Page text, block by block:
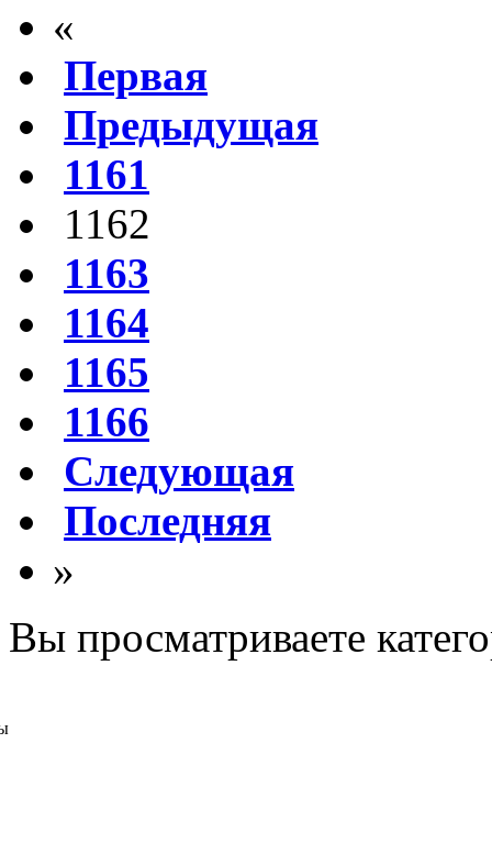
«
Первая
Предыдущая
1161
1162
1163
1164
1165
1166
Следующая
Последняя
»
Вы просматриваете